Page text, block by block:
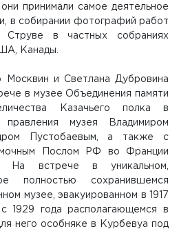
принимали самое деятельное
в собирании фотографий работ
Струве в частных собраниях
Канады.
Москвин и Светлана Дубровина
в музее Объединения памяти
Казачьего полка в
музея Владимиром
Пустобаевым, а также с
Послом РФ во Франции
На встрече в уникальном,
полностью сохранившемся
музее, эвакуированном в 1917
1929 года располагающемся в
него особняке в Курбевуа под